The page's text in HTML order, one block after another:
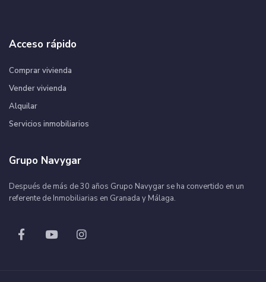
Acceso rápido
Comprar vivienda
Vender vivienda
Alquilar
Servicios inmobiliarios
Grupo Navygar
Después de más de 30 años Grupo Navygar se ha convertido en un
referente de Inmobiliarias en Granada y Málaga.